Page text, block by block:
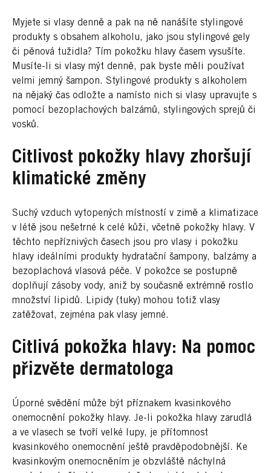
Myjete si vlasy denně a pak na ně nanášíte stylingové
produkty s obsahem alkoholu, jako jsou stylingové gely
či pěnová tužidla? Tím pokožku hlavy časem vysušíte.
Musíte-li si vlasy mýt denně, pak byste měli používat
velmi jemný šampon. Stylingové produkty s alkoholem
na nějaký čas odložte a namísto nich si vlasy upravujte s
pomocí bezoplachových balzámů, stylingových sprejů či
vosků.
Citlivost pokožky hlavy zhoršují
klimatické změny
Suchý vzduch vytopených místností v zimě a klimatizace
v létě jsou nešetrné k celé kůži, včetně pokožky hlavy. V
těchto nepříznivých časech jsou pro vlasy i pokožku
hlavy ideálními produkty hydratační šampony, balzámy a
bezoplachová vlasová péče. V pokožce se postupně
doplňují zásoby vody, aniž by současně extrémně rostlo
množství lipidů. Lipidy (tuky) mohou totiž vlasy
zatěžovat, zejména pak vlasy jemné.
Citlivá pokožka hlavy: Na pomoc
přizvěte dermatologa
Úporné svědění může být příznakem kvasinkového
onemocnění pokožky hlavy. Je-li pokožka hlavy zarudlá
a ve vlasech se tvoří velké lupy, je přítomnost
kvasinkového onemocnění ještě pravděpodobnější. Ke
kvasinkovým onemocněním je obzvláště náchylná